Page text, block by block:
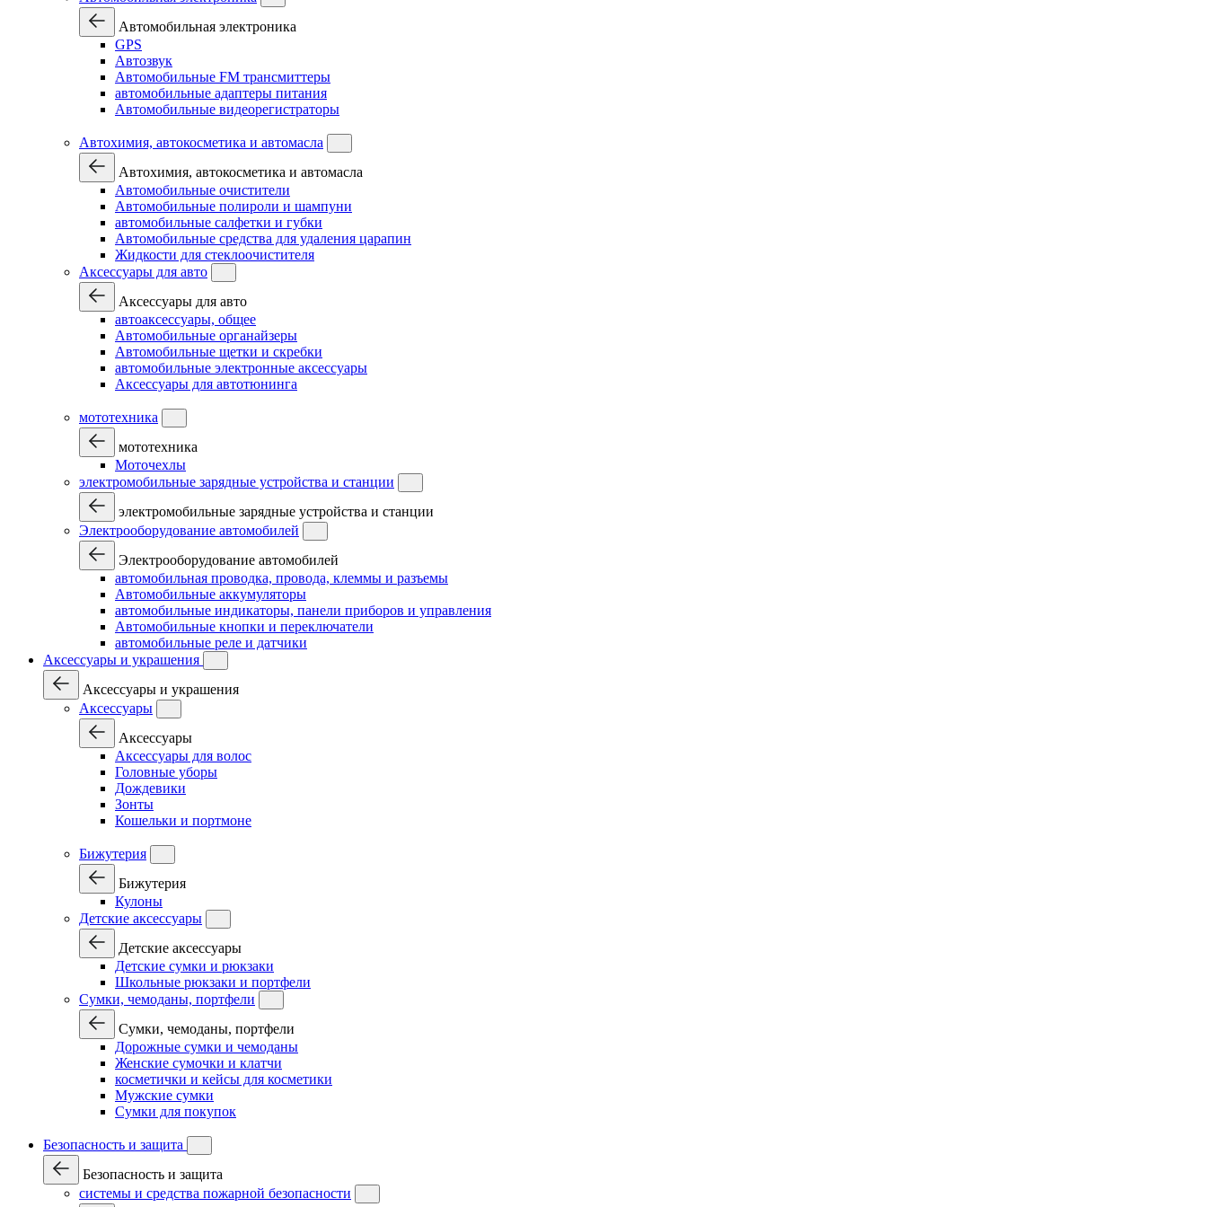
Автомобильная электроника
GPS
Автозвук
Автомобильные FM трансмиттеры
автомобильные адаптеры питания
Автомобильные видеорегистраторы
Автохимия, автокосметика и автомасла
Автохимия, автокосметика и автомасла
Автомобильные очистители
Автомобильные полироли и шампуни
автомобильные салфетки и губки
Автомобильные средства для удаления царапин
Жидкости для стеклоочистителя
Аксессуары для авто
Аксессуары для авто
автоаксессуары, общее
Автомобильные органайзеры
Автомобильные щетки и скребки
автомобильные электронные аксессуары
Аксессуары для автотюнинга
мототехника
мототехника
Моточехлы
электромобильные зарядные устройства и станции
электромобильные зарядные устройства и станции
Электрооборудование автомобилей
Электрооборудование автомобилей
автомобильная проводка, провода, клеммы и разъемы
Автомобильные аккумуляторы
автомобильные индикаторы, панели приборов и управления
Автомобильные кнопки и переключатели
автомобильные реле и датчики
Аксессуары и украшения
Аксессуары и украшения
Аксессуары
Аксессуары
Аксессуары для волос
Головные уборы
Дождевики
Зонты
Кошельки и портмоне
Бижутерия
Бижутерия
Кулоны
Детские аксессуары
Детские аксессуары
Детские сумки и рюкзаки
Школьные рюкзаки и портфели
Сумки, чемоданы, портфели
Сумки, чемоданы, портфели
Дорожные сумки и чемоданы
Женские сумочки и клатчи
косметички и кейсы для косметики
Мужские сумки
Сумки для покупок
Безопасность и защита
Безопасность и защита
системы и средства пожарной безопасности